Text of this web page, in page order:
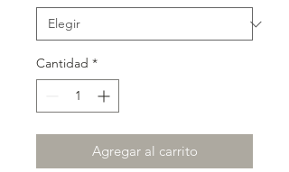
Cantidad *
Agregar al carrito